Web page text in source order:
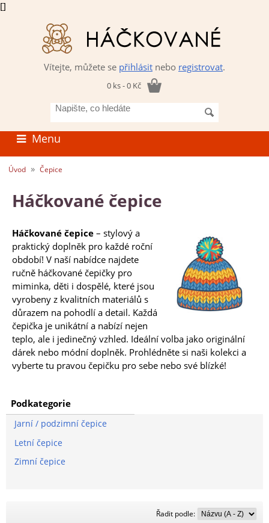
[]
Vítejte, můžete se přihlásit nebo registrovat.
0 ks - 0 Kč
co
hledáte
Menu
Úvod » Čepice
Háčkované čepice
Háčkované čepice – stylový a
praktický doplněk pro každé roční
období! V naší nabídce najdete
ručně háčkované čepičky pro
miminka, děti i dospělé, které jsou
vyrobeny z kvalitních materiálů s
důrazem na pohodlí a detail. Každá
čepička je unikátní a nabízí nejen
teplo, ale i jedinečný vzhled. Ideální volba jako originální
dárek nebo módní doplněk. Prohlédněte si naši kolekci a
vyberte tu pravou čepičku pro sebe nebo své blízké!
Podkategorie
Jarní / podzimní čepice
Letní čepice
Zimní čepice
Řadit podle:
Řadit